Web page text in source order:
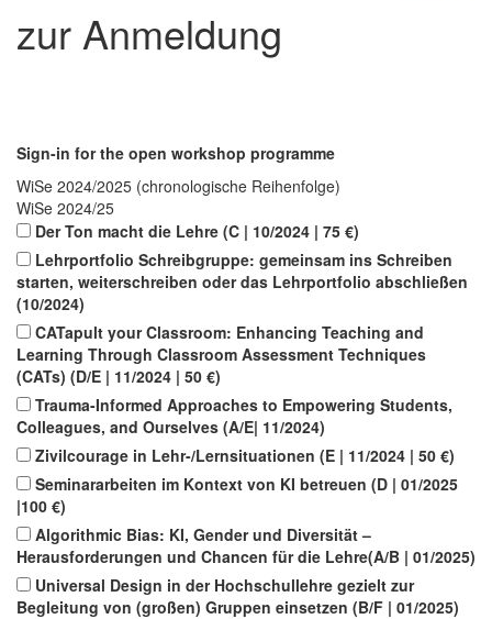
zur Anmeldung
Sign-in for the open workshop programme
WiSe 2024/2025 (chronologische Reihenfolge)
WiSe 2024/25
Der Ton macht die Lehre (C | 10/2024 | 75 €)
Lehrportfolio Schreibgruppe: gemeinsam ins Schreiben
starten, weiterschreiben oder das Lehrportfolio abschließen
(10/2024)
CATapult your Classroom: Enhancing Teaching and
Learning Through Classroom Assessment Techniques
(CATs) (D/E | 11/2024 | 50 €)
Trauma-Informed Approaches to Empowering Students,
Colleagues, and Ourselves (A/E| 11/2024)
Zivilcourage in Lehr-/Lernsituationen (E | 11/2024 | 50 €)
Seminararbeiten im Kontext von KI betreuen (D | 01/2025
|100 €)
Algorithmic Bias: KI, Gender und Diversität –
Herausforderungen und Chancen für die Lehre(A/B | 01/2025)
Universal Design in der Hochschullehre gezielt zur
Begleitung von (großen) Gruppen einsetzen (B/F | 01/2025)